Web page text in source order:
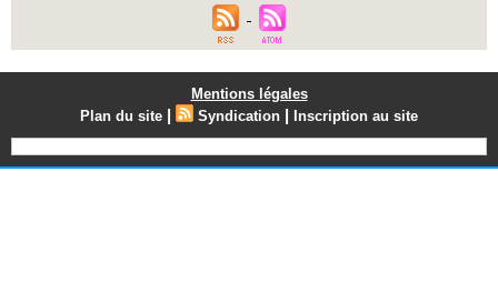
Mentions légales
Plan du site | Syndication | Inscription au site